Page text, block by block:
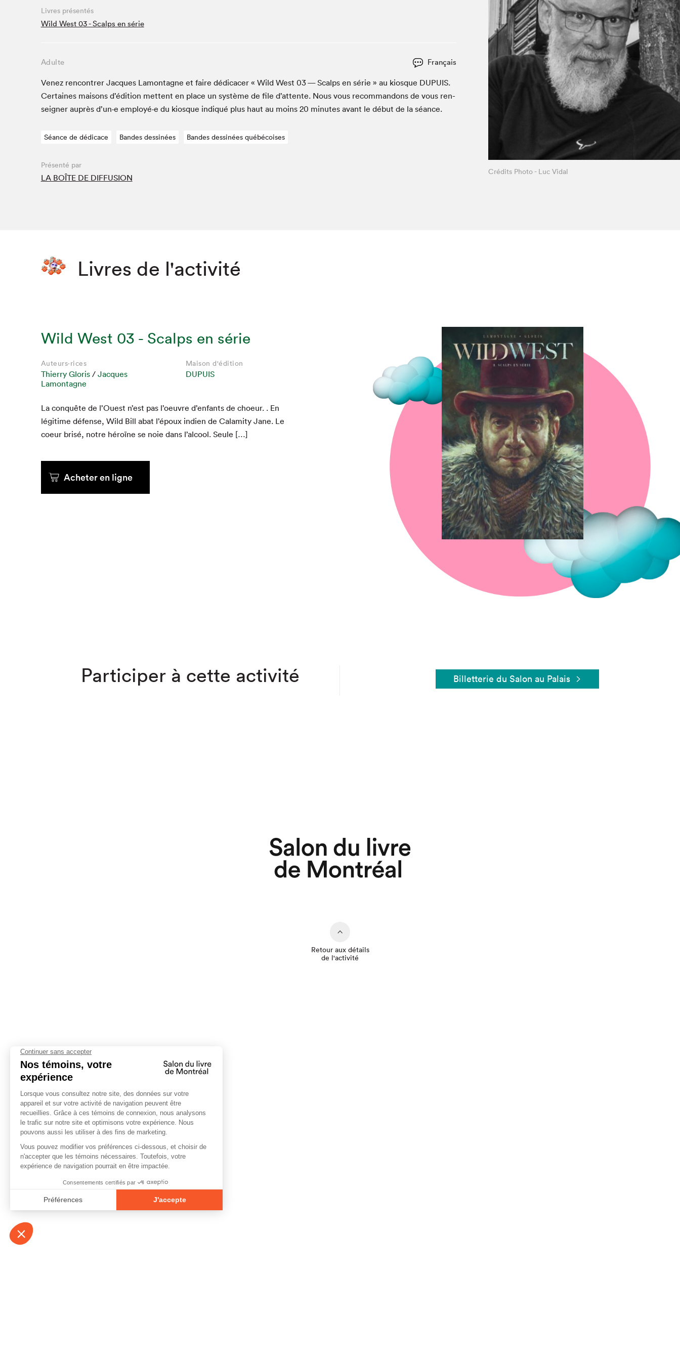
Café La Presse
Espace Côte-des-Neiges
La lecture en cadeau
Le grand jeu de lecture à voix haute du Salon du livre
de Montréal
Le Salon dans ta classe
Lettres québécoises au Salon
Liseur Public
Louisiane enracinée et branchée
Matinées scolaires Hydro-Québec
SLM PRO
Vitrine du Festival littéraire international Metropolis
Zone Manga
À propos du Salon
Liste des exposant·e·s
Liste des auteur·rice·s
Fermer
Livres présentés
Wild West 03 - Scalps en série
Adulte Français
Venez ren­con­tr­er Jacques Lam­on­tagne et faire dédi­cac­er « Wild West 03— Scalps en série » au kiosque DUPUIS.
Cer­taines maisons d’édi­tion met­tent en place un sys­tème de file d’at­tente. Nous vous recom­man­dons de vous ren­
seign­er auprès d’un·e employé·e du kiosque indiqué plus haut au moins 20 min­utes avant le début de la séance.
Séance de dédicace Bandes dessinées Bandes dessinées québécoises
Présenté par
LA BOÎTE DE DIFFUSION
Crédits Photo - Luc Vidal
Livres de l'activité
Wild West 03 - Scalps en série
Auteurs·rices
Thierry Gloris/ Jacques
Lamontagne
Maison d'édition
DUPUIS
La con­quête de l’Ouest n’est pas l’oeu­vre d’en­fants de choeur. . En
légitime défense, Wild Bill abat l’époux indi­en de Calami­ty Jane. Le
coeur brisé, notre héroïne se noie dans l’al­cool. Seule […]
Acheter en ligne
Participer à cette activité Billetterie du Salon au Palais
Retour aux détails
de l'activité